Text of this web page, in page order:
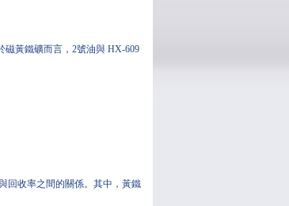
黃鐵礦而言，2號油與 HX-609
回收率之間的關係。其中，黃鐵